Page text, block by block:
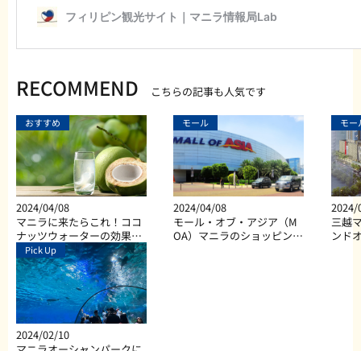
RECOMMEND こちらの記事も人気です
おすすめ
2024/04/08
マニラに来たらこれ！ココ
ナッツウォーターの効果と
は？
モール
2024/04/08
モール・オブ・アジア（M
OA）マニラのショッピン
モー
2024/
三越
ンド
Pick Up
2024/02/10